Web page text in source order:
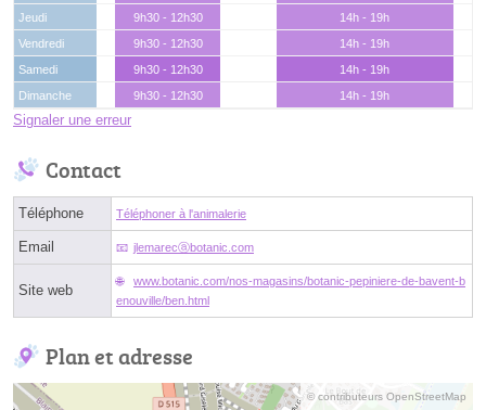
Jeudi
9h30 - 12h30
14h - 19h
Vendredi
9h30 - 12h30
14h - 19h
Samedi
9h30 - 12h30
14h - 19h
Dimanche
9h30 - 12h30 14h - 19h
Signaler une erreur
Contact
Téléphone Téléphoner à l'animalerie
Email jlemarecⓐbotanic.com
Site web
www.botanic.com/nos-magasins/botanic-pepiniere-de-bavent-b
enouville/ben.html
Plan et adresse
© contributeurs OpenStreetMap